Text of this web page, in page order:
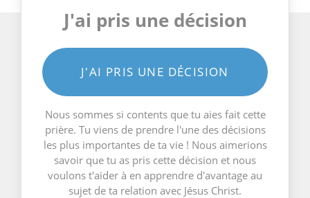
J'ai pris une décision
J'AI PRIS UNE DÉCISION
Nous sommes si contents que tu aies fait cette
prière. Tu viens de prendre l'une des décisions
les plus importantes de ta vie ! Nous aimerions
savoir que tu as pris cette décision et nous
voulons t'aider à en apprendre d'avantage au
sujet de ta relation avec Jésus Christ.